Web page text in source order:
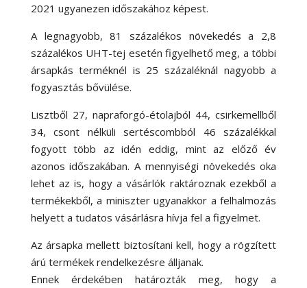
2021 ugyanezen időszakához képest.
A legnagyobb, 81 százalékos növekedés a 2,8
százalékos UHT-tej esetén figyelhető meg, a többi
ársapkás terméknél is 25 százaléknál nagyobb a
fogyasztás bővülése.
Lisztből 27, napraforgó-étolajból 44, csirkemellből
34, csont nélküli sertéscombból 46 százalékkal
fogyott több az idén eddig, mint az előző év
azonos időszakában. A mennyiségi növekedés oka
lehet az is, hogy a vásárlók raktároznak ezekből a
termékekből, a miniszter ugyanakkor a felhalmozás
helyett a tudatos vásárlásra hívja fel a figyelmet.
Az ársapka mellett biztosítani kell, hogy a rögzített
árú termékek rendelkezésre álljanak.
Ennek érdekében határozták meg, hogy a